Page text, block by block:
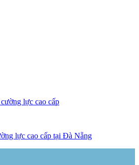
lực cao cấp tại Đà Nẵng